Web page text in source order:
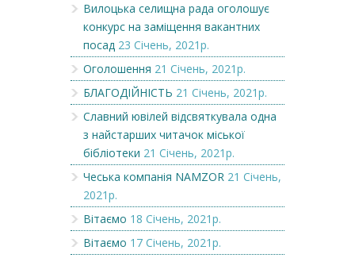
Вилоцька селищна рада оголошує
конкурс на заміщення вакантних
посад 23 Січень, 2021р.
Оголошення 21 Січень, 2021р.
БЛАГОДІЙНІСТЬ 21 Січень, 2021р.
Славний ювілей відсвяткувала одна
з найстарших читачок міської
бібліотеки 21 Січень, 2021р.
Чеська компанія NAMZOR 21 Січень,
2021р.
Вітаємо 18 Січень, 2021р.
Вітаємо 17 Січень, 2021р.